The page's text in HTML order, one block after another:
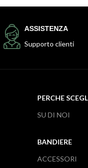
ASSISTENZA
Supporto clienti
PERCHE
SU DI NOI
BANDIERE
ACCESSORI